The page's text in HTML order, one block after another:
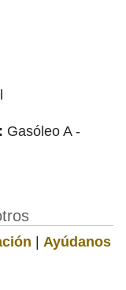
Gasóleo A -
| Ayúdanos